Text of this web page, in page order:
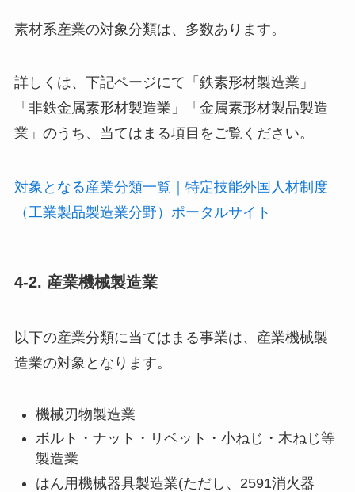
素材系産業の対象分類は、多数あります。
詳しくは、下記ページにて「鉄素形材製造業」
「非鉄金属素形材製造業」「金属素形材製品製造
業」のうち、当てはまる項目をご覧ください。
対象となる産業分類一覧｜特定技能外国人材制度
（工業製品製造業分野）ポータルサイト
4-2. 産業機械製造業
以下の産業分類に当てはまる事業は、産業機械製
造業の対象となります。
機械刃物製造業
ボルト・ナット・リベット・小ねじ・木ねじ等
製造業
はん用機械器具製造業(ただし、2591消火器